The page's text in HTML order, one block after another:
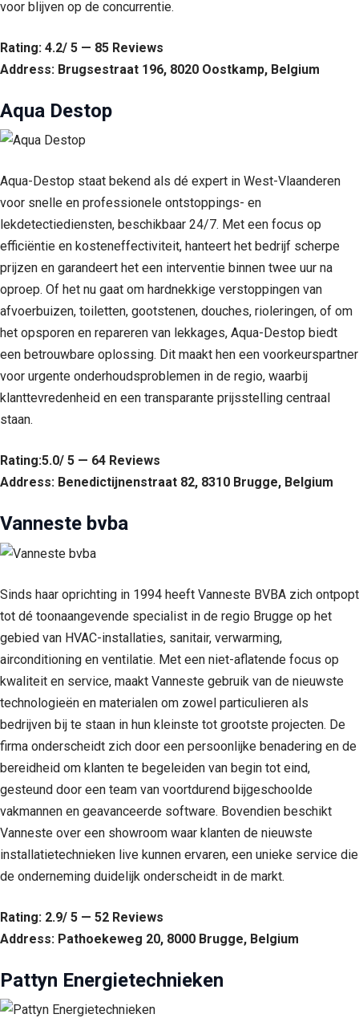
voor blijven op de concurrentie.
Rating: 4.2/ 5 — 85 Reviews
Address: Brugsestraat 196, 8020 Oostkamp, Belgium
Aqua Destop
Aqua-Destop staat bekend als dé expert in West-Vlaanderen
voor snelle en professionele ontstoppings- en
lekdetectiediensten, beschikbaar 24/7. Met een focus op
efficiëntie en kosteneffectiviteit, hanteert het bedrijf scherpe
prijzen en garandeert het een interventie binnen twee uur na
oproep. Of het nu gaat om hardnekkige verstoppingen van
afvoerbuizen, toiletten, gootstenen, douches, rioleringen, of om
het opsporen en repareren van lekkages, Aqua-Destop biedt
een betrouwbare oplossing. Dit maakt hen een voorkeurspartner
voor urgente onderhoudsproblemen in de regio, waarbij
klanttevredenheid en een transparante prijsstelling centraal
staan.
Rating:5.0/ 5 — 64 Reviews
Address: Benedictijnenstraat 82, 8310 Brugge, Belgium
Vanneste bvba
Sinds haar oprichting in 1994 heeft Vanneste BVBA zich ontpopt
tot dé toonaangevende specialist in de regio Brugge op het
gebied van HVAC-installaties, sanitair, verwarming,
airconditioning en ventilatie. Met een niet-aflatende focus op
kwaliteit en service, maakt Vanneste gebruik van de nieuwste
technologieën en materialen om zowel particulieren als
bedrijven bij te staan in hun kleinste tot grootste projecten. De
firma onderscheidt zich door een persoonlijke benadering en de
bereidheid om klanten te begeleiden van begin tot eind,
gesteund door een team van voortdurend bijgeschoolde
vakmannen en geavanceerde software. Bovendien beschikt
Vanneste over een showroom waar klanten de nieuwste
installatietechnieken live kunnen ervaren, een unieke service die
de onderneming duidelijk onderscheidt in de markt.
Rating: 2.9/ 5 — 52 Reviews
Address: Pathoekeweg 20, 8000 Brugge, Belgium
Pattyn Energietechnieken